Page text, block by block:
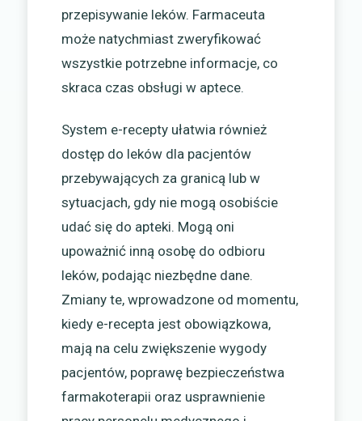
przepisywanie leków. Farmaceuta
może natychmiast zweryfikować
wszystkie potrzebne informacje, co
skraca czas obsługi w aptece.
System e-recepty ułatwia również
dostęp do leków dla pacjentów
przebywających za granicą lub w
sytuacjach, gdy nie mogą osobiście
udać się do apteki. Mogą oni
upoważnić inną osobę do odbioru
leków, podając niezbędne dane.
Zmiany te, wprowadzone od momentu,
kiedy e-recepta jest obowiązkowa,
mają na celu zwiększenie wygody
pacjentów, poprawę bezpieczeństwa
farmakoterapii oraz usprawnienie